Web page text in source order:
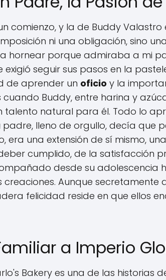
comienzo, y la de Buddy
ni una obligación, sino
hornear porque admiraba a mi
exigió seguir sus pasos en la
de aprender un oficio y la
cuando Buddy, entre harina y
talento natural para él. Todo lo
lleno de orgullo, decía que
era una extensión de sí mismo,
cumplido, de la satisfacción
desde su adolescencia
Aunque secretamente
felicidad reside en que ellos
a Imperio
Bakery es una de las historias